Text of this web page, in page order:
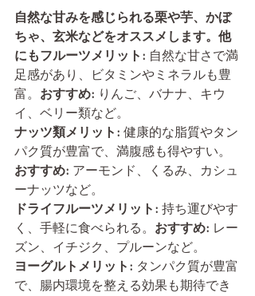
自然な甘みを感じられる栗や芋、かぼ
ちゃ、玄米などをオススメします。他
にもフルーツメリット: 自然な甘さで満
足感があり、ビタミンやミネラルも豊
富。 おすすめ: りんご、バナナ、キウ
イ、ベリー類など。
ナッツ類メリット: 健康的な脂質やタン
パク質が豊富で、満腹感も得やすい。
おすすめ: アーモンド、くるみ、カシュ
ーナッツなど。
ドライフルーツメリット: 持ち運びやす
く、手軽に食べられる。 おすすめ: レー
ズン、イチジク、プルーンなど。
ヨーグルトメリット: タンパク質が豊富
で、腸内環境を整える効果も期待でき